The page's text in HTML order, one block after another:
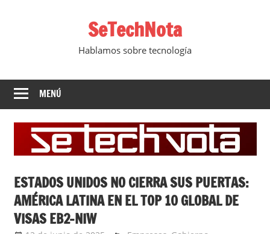
SeTechNota
Hablamos sobre tecnología
MENÚ
ESTADOS UNIDOS NO CIERRA SUS PUERTAS:
AMÉRICA LATINA EN EL TOP 10 GLOBAL DE
VISAS EB2-NIW